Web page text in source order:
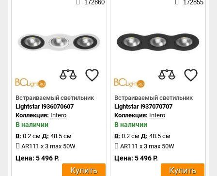
172860
Встраиваемый светильник
Lightstar i936070607
Коллекция: Intero
В наличии
В: 0.2 см Д: 48.5 см
AR111 x 3 max 50W
Цена: 5 496 Р.
Купить
172855
Встраиваемый светильник
Lightstar i937070707
Коллекция: Intero
В наличии
В: 0.2 см Д: 48.5 см
AR111 x 3 max 50W
Цена: 5 496 Р.
Купить